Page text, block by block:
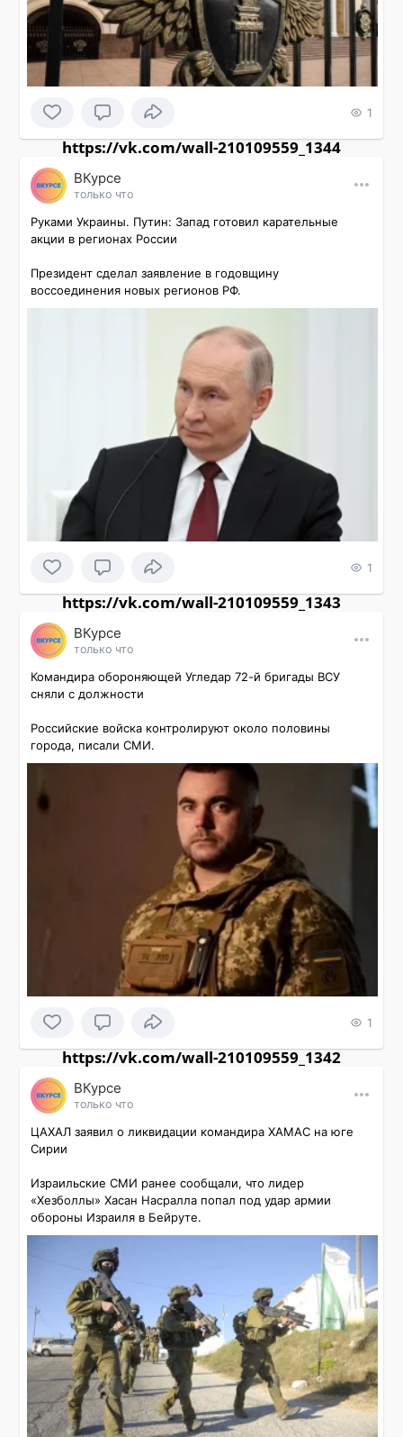
1
https://vk.com/wall-210109559_1344
ВКурсе
только что
Руками Украины. Путин: Запад готовил карательные
акции в регионах России
Президент сделал заявление в годовщину
воссоединения новых регионов РФ.
1
https://vk.com/wall-210109559_1343
ВКурсе
только что
Командира обороняющей Угледар 72-й бригады ВСУ
сняли с должности
Российские войска контролируют около половины
города, писали СМИ.
1
https://vk.com/wall-210109559_1342
ВКурсе
только что
ЦАХАЛ заявил о ликвидации командира ХАМАС на юге
Сирии
Израильские СМИ ранее сообщали, что лидер
«Хезболлы» Хасан Насралла попал под удар армии
обороны Израиля в Бейруте.